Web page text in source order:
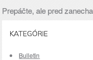
Prepáčte, ale pred
KATEGÓRIE
Bulletin